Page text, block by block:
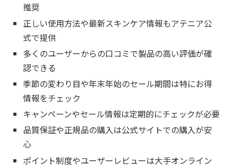
推奨
正しい使用方法や最新スキンケア情報もアテニア公
式で提供
多くのユーザーからの口コミで製品の高い評価が確
認できる
季節の変わり目や年末年始のセール期間は特にお得
情報をチェック
キャンペーンやセール情報は定期的にチェックが必要
品質保証や正規品の購入は公式サイトでの購入が安
心
ポイント制度やユーザーレビューは大手オンライン